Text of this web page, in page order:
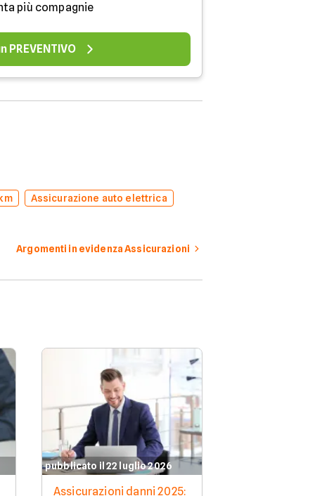
più compagnie
PREVENTIVO
Assicurazione auto elettrica
Argomenti in evidenza Assicurazioni
pubblicato il 22 luglio 2026
Assicurazioni danni 2025: